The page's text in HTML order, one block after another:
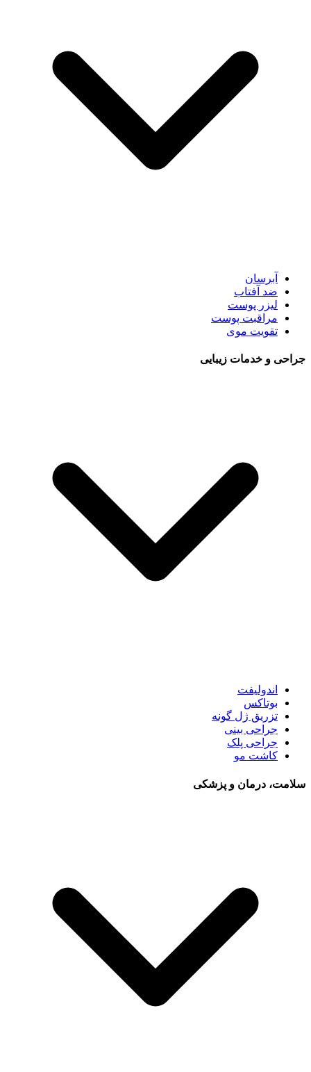
آبرسان
ضد آفتاب
لیزر پوست
مراقبت پوست
تقویت موی
جراحی و خدمات زیبایی
اندولیفت
بوتاکس
تزریق ژل گونه
جراحی بینی
جراحی پلک
کاشت مو
سلامت، درمان و پزشکی